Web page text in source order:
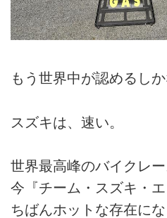
もう世界中が認めるしか
スズキは、速い。
世界最高峰のバイクレ
今『チーム・スズキ・
ちばんホットな存在にな